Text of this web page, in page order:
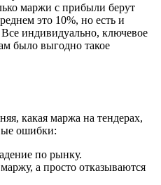
маржи с прибыли берут
это 10%, но есть и
индивидуально, ключевое
было выгодно такое
какая маржа на тендерах,
ошибки:
по рынку.
а просто отказываются